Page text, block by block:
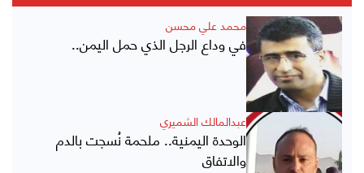
محمد علي محسن
في وداع الرجل الذي حمل اليمن..
عبدالمالك الشميري
الوحدة اليمنية.. ملحمة نُسجت بالدم
والاتفاق